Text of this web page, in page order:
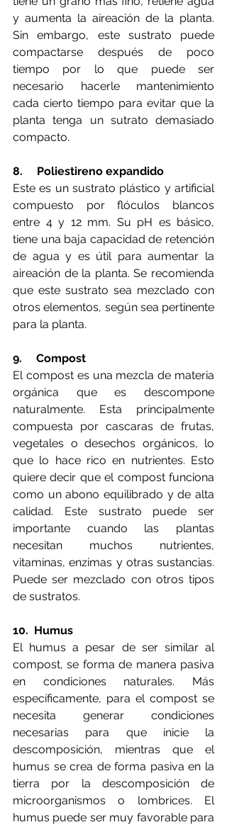
y aumenta la aireación de la planta.
Sin embargo, este sustrato puede
compactarse después de poco
tiempo por lo que puede ser
necesario hacerle mantenimiento
cada cierto tiempo para evitar que la
planta tenga un sutrato demasiado
compacto.
8.     Poliestireno expandido
Este es un sustrato plástico y artificial
compuesto por flóculos blancos
entre 4 y 12 mm. Su pH es básico,
tiene una baja capacidad de retención
de agua y es útil para aumentar la
aireación de la planta. Se recomienda
que este sustrato sea mezclado con
otros elementos, según sea pertinente
para la planta.
9.     Compost
El compost es una mezcla de materia
orgánica que es descompone
naturalmente. Esta principalmente
compuesta por cascaras de frutas,
vegetales o desechos orgánicos, lo
que lo hace rico en nutrientes. Esto
quiere decir que el compost funciona
como un abono equilibrado y de alta
calidad. Este sustrato puede ser
importante cuando las plantas
necesitan muchos nutrientes,
vitaminas, enzimas y otras sustancias.
Puede ser mezclado con otros tipos
de sustratos.
10.  Humus
El humus a pesar de ser similar al
compost, se forma de manera pasiva
en condiciones naturales. Más
específicamente, para el compost se
necesita generar condiciones
necesarias para que inicie la
descomposición, mientras que el
humus se crea de forma pasiva en la
tierra por la descomposición de
microorganismos o lombrices. El
humus puede ser muy favorable para